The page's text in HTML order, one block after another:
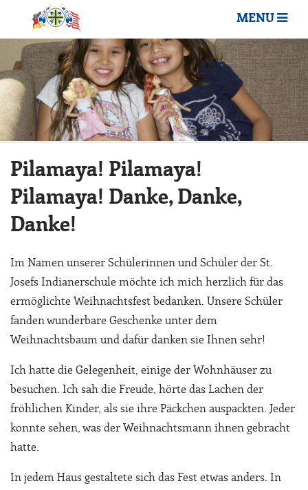
MENU
Pilamaya! Pilamaya!
Pilamaya! Danke, Danke,
Danke!
Im Namen unserer Schülerinnen und Schüler der St.
Josefs Indianerschule möchte ich mich herzlich für das
ermöglichte Weihnachtsfest bedanken. Unsere Schüler
fanden wunderbare Geschenke unter dem
Weihnachtsbaum und dafür danken sie Ihnen sehr!
Ich hatte die Gelegenheit, einige der Wohnhäuser zu
besuchen. Ich sah die Freude, hörte das Lachen der
fröhlichen Kinder, als sie ihre Päckchen auspackten. Jeder
konnte sehen, was der Weihnachtsmann ihnen gebracht
hatte.
In jedem Haus gestaltete sich das Fest etwas anders. In